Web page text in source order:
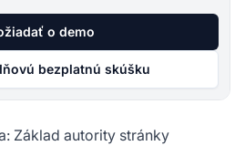
o demo
bezplatnú skúšku
Základ autority stránky